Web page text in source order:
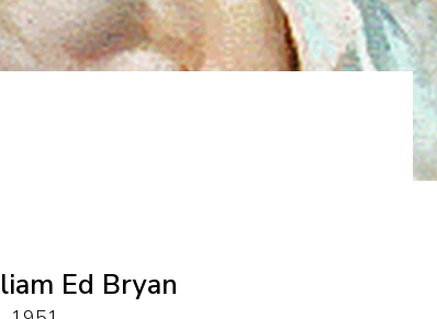
Ed Bryan